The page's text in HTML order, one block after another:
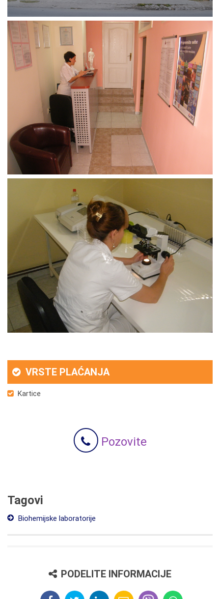
VRSTE PLAĆANJA
Kartice
Pozovite
Tagovi
Biohemijske laboratorije
PODELITE INFORMACIJE